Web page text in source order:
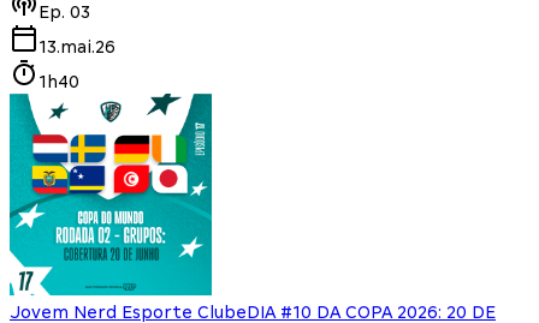
Ep. 03
13.mai.26
1h40
Jovem Nerd Esporte ClubeDIA #10 DA COPA 2026: 20 DE